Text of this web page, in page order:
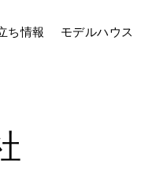
ち情報 モデルハウス